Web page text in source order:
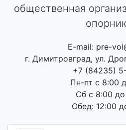
общественная
E-mail: pre-
г. Димитровград, ул.
+7 (84235)
Пн-пт с 8:00
Сб с 8:00 до
Обед: 12:00